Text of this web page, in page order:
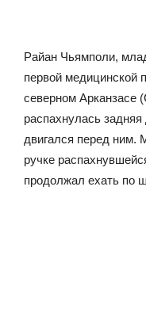
Райан Чьямполи,
первой медицинской
северном Арканзасе
распахнулась
двигался перед ним.
ручке
продолжал ехать по